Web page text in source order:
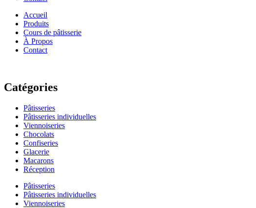
Accueil
Produits
Cours de pâtisserie
À Propos
Contact
Catégories
Pâtisseries
Pâtisseries individuelles
Viennoiseries
Chocolats
Confiseries
Glacerie
Macarons
Réception
Pâtisseries
Pâtisseries individuelles
Viennoiseries